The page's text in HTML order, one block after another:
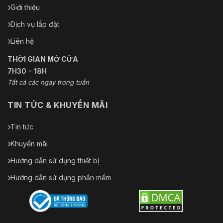
Tiêu
chuẩn
Tiêu chuẩn: IEC/EN 60950-1
Môi
trường
định (EC) số 1907/2006)
Sự bảo vệ IP67 (IEC 60529-2013), IK10 (IEC 62262:2002)
Giới thiệu
Dịch vụ lắp đặt
Liên hệ
THỜI GIAN MỞ CỬA
7H30 - 18H
Tất cả các ngày trong tuần
TIN TỨC & KHUYẾN MÃI
Tin tức
Khuyến mãi
Hướng dẫn sử dụng thiết bị
Hướng dẫn sử dụng phần mềm